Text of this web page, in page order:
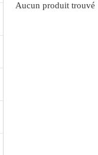
Aucun produit trouvé